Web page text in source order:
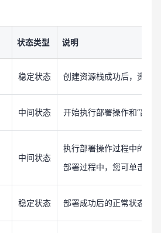
状态类型 说明
稳定状态 创建资源栈成功后，资源
中间状态 开始执行部署操作和“部署
中间状态
执行部署操作过程中的中
部署过程中，您可单击
稳定状态 部署成功后的正常状态，